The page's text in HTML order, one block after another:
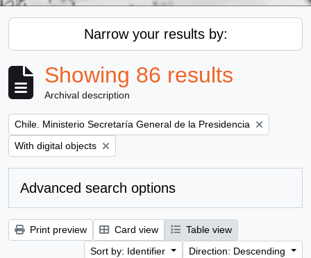
Narrow your results by:
Showing 86 results
Archival description
Remove filter:
Chile. Ministerio Secretaría General de la Presidencia
Remove filter:
With digital objects
Advanced search options
Print preview Card view
Table view
Sort by: Identifier
Direction: Descending